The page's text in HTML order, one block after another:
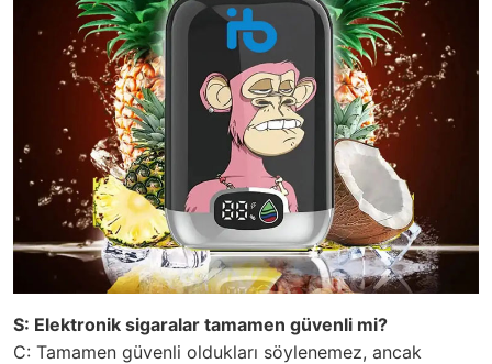
S: Elektronik sigaralar tamamen güvenli mi?
C: Tamamen güvenli oldukları söylenemez, ancak